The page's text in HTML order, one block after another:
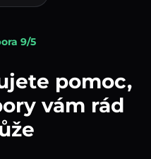
9/5
pomoc,
vám rád